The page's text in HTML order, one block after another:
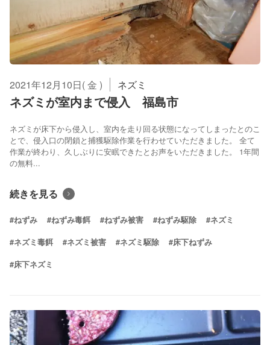
2021年12月10日( 金 ) ネズミ
ネズミが室内まで侵入 福島市
ネズミが床下から侵入し、室内を走り回る状態になってしまったとのこ
とで、侵入口の閉鎖と捕獲駆除作業を行わせていただきました。 全て
作業が終わり、久しぶりに安眠できたとお声をいただきました。 1年間
の無料...
続きを見る
#ねずみ #ねずみ毒餌 #ねずみ被害 #ねずみ駆除 #ネズミ
#ネズミ毒餌 #ネズミ被害 #ネズミ駆除 #床下ねずみ
#床下ネズミ